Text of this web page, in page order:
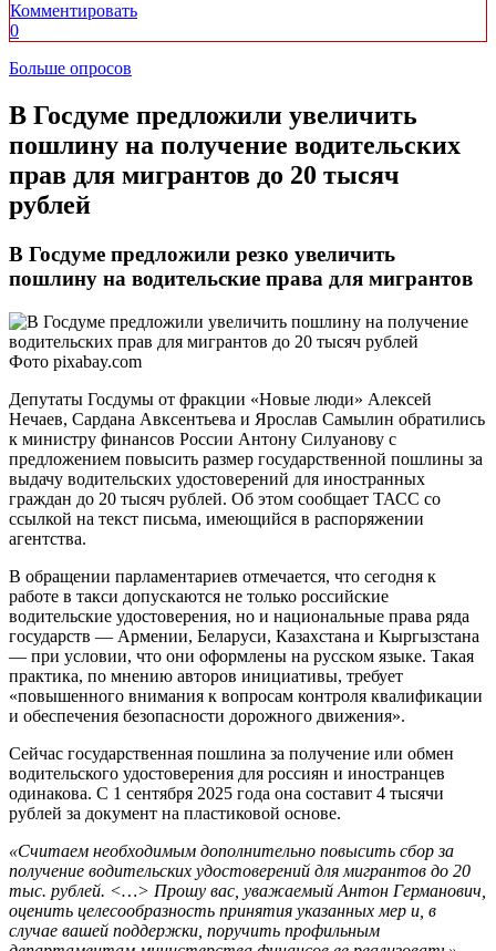
Комментировать
0
Больше опросов
В Госдуме предложили увеличить
пошлину на получение водительских
прав для мигрантов до 20 тысяч
рублей
В Госдуме предложили резко увеличить
пошлину на водительские права для мигрантов
Фото pixabay.com
Депутаты Госдумы от фракции «Новые люди» Алексей
Нечаев, Сардана Авксентьева и Ярослав Самылин обратились
к министру финансов России Антону Силуанову с
предложением повысить размер государственной пошлины за
выдачу водительских удостоверений для иностранных
граждан до 20 тысяч рублей. Об этом сообщает ТАСС со
ссылкой на текст письма, имеющийся в распоряжении
агентства.
В обращении парламентариев отмечается, что сегодня к
работе в такси допускаются не только российские
водительские удостоверения, но и национальные права ряда
государств — Армении, Беларуси, Казахстана и Кыргызстана
— при условии, что они оформлены на русском языке. Такая
практика, по мнению авторов инициативы, требует
«повышенного внимания к вопросам контроля квалификации
и обеспечения безопасности дорожного движения».
Сейчас государственная пошлина за получение или обмен
водительского удостоверения для россиян и иностранцев
одинакова. С 1 сентября 2025 года она составит 4 тысячи
рублей за документ на пластиковой основе.
«Считаем необходимым дополнительно повысить сбор за
получение водительских удостоверений для мигрантов до 20
тыс. рублей. <…> Прошу вас, уважаемый Антон Германович,
оценить целесообразность принятия указанных мер и, в
случае вашей поддержки, поручить профильным